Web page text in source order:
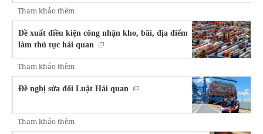
Tham khảo thêm
Đề xuất điều kiện công nhận kho, bãi, địa điểm
làm thủ tục hải quan
Tham khảo thêm
Đề nghị sửa đổi Luật Hải quan
Tham khảo thêm